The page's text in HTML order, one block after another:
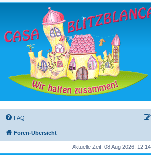
FAQ
Foren-Übersicht
Aktuelle Zeit: 08 Aug 2026, 12:14